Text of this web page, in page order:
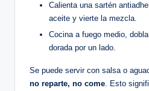
Calienta una sartén
aceite y vierte la mezcla.
Cocina a fuego medio,
dorada por un lado.
Se puede servir con salsa o
no reparte, no come. Esto